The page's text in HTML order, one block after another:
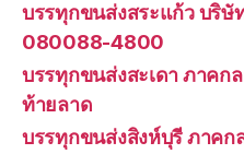
บรรทุกขนส่งสระแก้ว บริษั
080088-4800
บรรทุกขนส่งสะเดา ภาคกล
ท้ายลาด
บรรทุกขนส่งสิงห์บุรี ภาคก